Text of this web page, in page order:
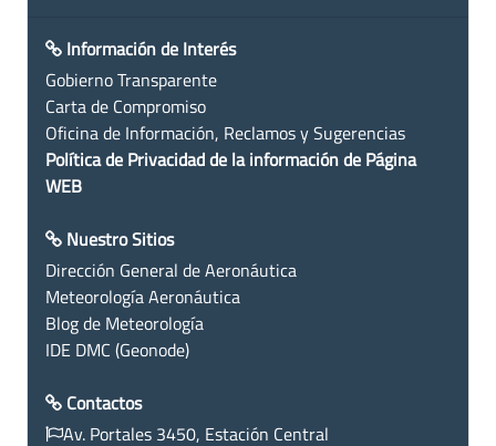
Información de Interés
Gobierno Transparente
Carta de Compromiso
Oficina de Información, Reclamos y Sugerencias
Política de Privacidad de la información de Página
WEB
Nuestro Sitios
Dirección General de Aeronáutica
Meteorología Aeronáutica
Blog de Meteorología
IDE DMC (Geonode)
Contactos
Av. Portales 3450, Estación Central